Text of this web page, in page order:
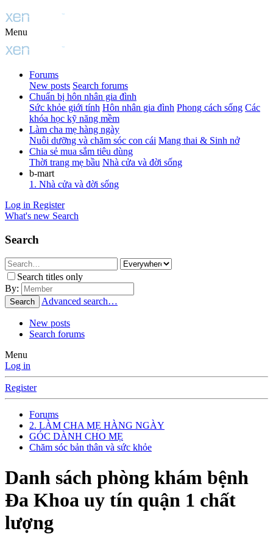
Menu
Forums
New posts Search forums
Chuẩn bị hôn nhân gia đình
Sức khỏe giới tính Hôn nhân gia đình Phong cách sống Các
khóa học kỹ năng mềm
Làm cha mẹ hàng ngày
Nuôi dưỡng và chăm sóc con cái Mang thai & Sinh nở
Chia sẻ mua sắm tiêu dùng
Thời trang mẹ bầu Nhà cửa và đời sống
b-mart
1. Nhà cửa và đời sống
Log in Register
What's new Search
Search
Search titles only
By:
Search Advanced search…
New posts
Search forums
Menu
Log in
Register
Forums
2. LÀM CHA MẸ HÀNG NGÀY
GÓC DÀNH CHO MẸ
Chăm sóc bản thân và sức khỏe
Danh sách phòng khám bệnh
Đa Khoa uy tín quận 1 chất
lượng